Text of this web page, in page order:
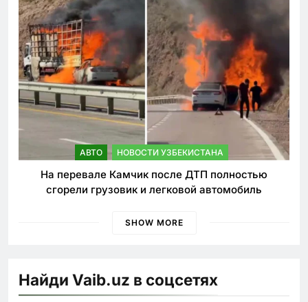
АВТО НОВОСТИ УЗБЕКИСТАНА
На перевале Камчик после ДТП полностью
сгорели грузовик и легковой автомобиль
SHOW MORE
Найди Vaib.uz в соцсетях